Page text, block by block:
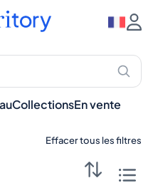
CollectionsEn vente
Effacer tous les filtres